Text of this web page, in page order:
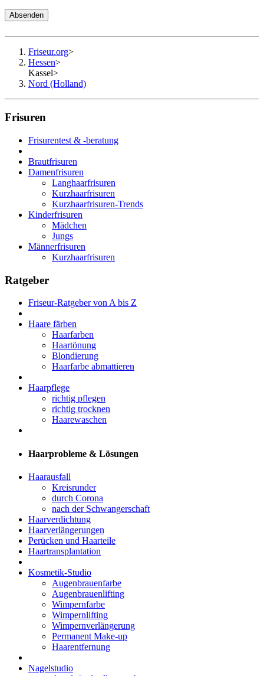
Absenden
Friseur.org>
Hessen>
Kassel>
Nord (Holland)
Frisuren
Frisurentest & -beratung
Brautfrisuren
Damenfrisuren
Langhaarfrisuren
Kurzhaarfrisuren
Kurzhaarfrisuren-Trends
Kinderfrisuren
Mädchen
Jungs
Männerfrisuren
Kurzhaarfrisuren
Ratgeber
Friseur-Ratgeber von A bis Z
Haare färben
Haarfarben
Haartönung
Blondierung
Haarfarbe abmattieren
Haarpflege
richtig pflegen
richtig trocknen
Haarewaschen
Haarprobleme & Lösungen
Haarausfall
Kreisrunder
durch Corona
nach der Schwangerschaft
Haarverdichtung
Haarverlängerungen
Perücken und Haarteile
Haartransplantation
Kosmetik-Studio
Augenbrauenfarbe
Augenbrauenlifting
Wimpernfarbe
Wimpernlifting
Wimpernverlängerung
Permanent Make-up
Haarentfernung
Nagelstudio